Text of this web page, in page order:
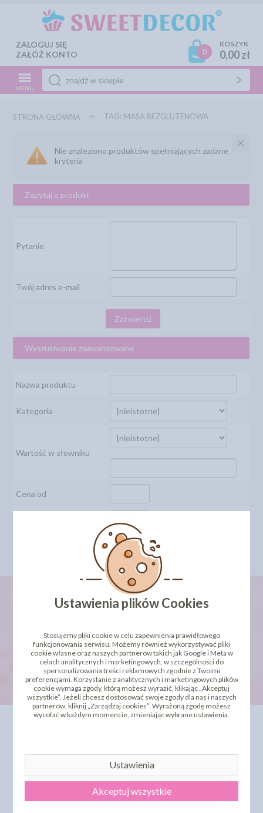
ZALOGUJ SIĘ
ZAŁÓŻ KONTO
0
KOSZYK
0,00 zł
MENU
STRONA GŁÓWNA TAG: MASA BEZGLUTENOWA
Nie znaleziono produktów spełniających zadane
kryteria
Zapytaj o produkt
Pytanie
Twój adres e-mail
Zatwierdź
Wyszukiwanie zaawansowane
Nazwa produktu
Kategoria
Wartość w słowniku
Cena od
Szukaj
INFORMACJE
Dostawa i koszty wysyłki
Strona główna
OFERTA
Szkolenia i kursy
Bestseller
Polecamy
Sklepy partnerskie
PROMOCJA - krótki termin
Ustawienia plików Cookies
Stosujemy pliki cookie w celu zapewnienia prawidłowego
funkcjonowania serwisu. Możemy również wykorzystywać pliki
cookie własne oraz naszych partnerów takich jak Google i Meta w
celach analitycznych i marketingowych, w szczególności do
spersonalizowania treści reklamowych zgodnie z Twoimi
preferencjami. Korzystanie z analitycznych i marketingowych plików
cookie wymaga zgody, którą możesz wyrazić, klikając „Akceptuj
wszystkie”. Jeżeli chcesz dostosować swoje zgody dla nas i naszych
partnerów, kliknij „Zarządzaj cookies”. Wyrażoną zgodę możesz
wycofać w każdym momencie, zmieniając wybrane ustawienia.
Ustawienia
Akceptuj wszystkie